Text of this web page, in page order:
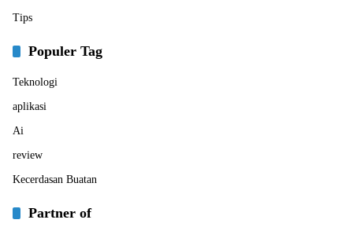
Tips
Populer Tag
Teknologi
aplikasi
Ai
review
Kecerdasan Buatan
Partner of